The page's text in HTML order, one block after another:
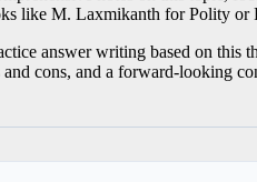
like M. Laxmikanth for Polity or
answer writing based on
cons, and a forward-looking